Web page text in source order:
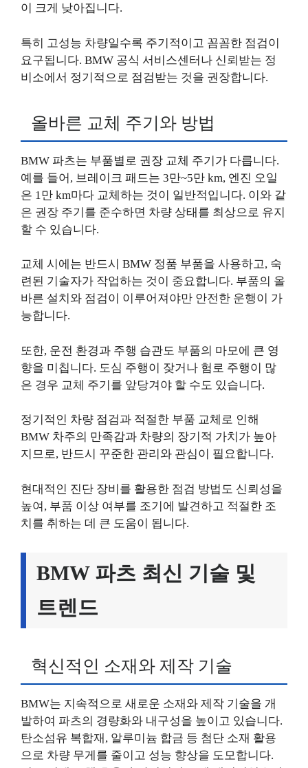
이 크게 낮아집니다.
특히 고성능 차량일수록 주기적이고 꼼꼼한 점검이
요구됩니다. BMW 공식 서비스센터나 신뢰받는 정
비소에서 정기적으로 점검받는 것을 권장합니다.
올바른 교체 주기와 방법
BMW 파츠는 부품별로 권장 교체 주기가 다릅니다.
예를 들어, 브레이크 패드는 3만~5만 km, 엔진 오일
은 1만 km마다 교체하는 것이 일반적입니다. 이와 같
은 권장 주기를 준수하면 차량 상태를 최상으로 유지
할 수 있습니다.
교체 시에는 반드시 BMW 정품 부품을 사용하고, 숙
련된 기술자가 작업하는 것이 중요합니다. 부품의 올
바른 설치와 점검이 이루어져야만 안전한 운행이 가
능합니다.
또한, 운전 환경과 주행 습관도 부품의 마모에 큰 영
향을 미칩니다. 도심 주행이 잦거나 험로 주행이 많
은 경우 교체 주기를 앞당겨야 할 수도 있습니다.
정기적인 차량 점검과 적절한 부품 교체로 인해
BMW 차주의 만족감과 차량의 장기적 가치가 높아
지므로, 반드시 꾸준한 관리와 관심이 필요합니다.
현대적인 진단 장비를 활용한 점검 방법도 신뢰성을
높여, 부품 이상 여부를 조기에 발견하고 적절한 조
치를 취하는 데 큰 도움이 됩니다.
BMW 파츠 최신 기술 및
트렌드
혁신적인 소재와 제작 기술
BMW는 지속적으로 새로운 소재와 제작 기술을 개
발하여 파츠의 경량화와 내구성을 높이고 있습니다.
탄소섬유 복합재, 알루미늄 합금 등 첨단 소재 활용
으로 차량 무게를 줄이고 성능 향상을 도모합니다.